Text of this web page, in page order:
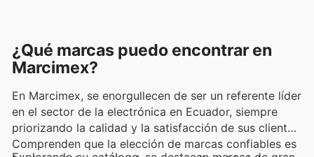
¿Qué marcas puedo encontrar en
Marcimex?
En Marcimex, se enorgullecen de ser un referente líder
en el sector de la electrónica en Ecuador, siempre
priorizando la calidad y la satisfacción de sus clientes.
Comprenden que la elección de marcas confiables es